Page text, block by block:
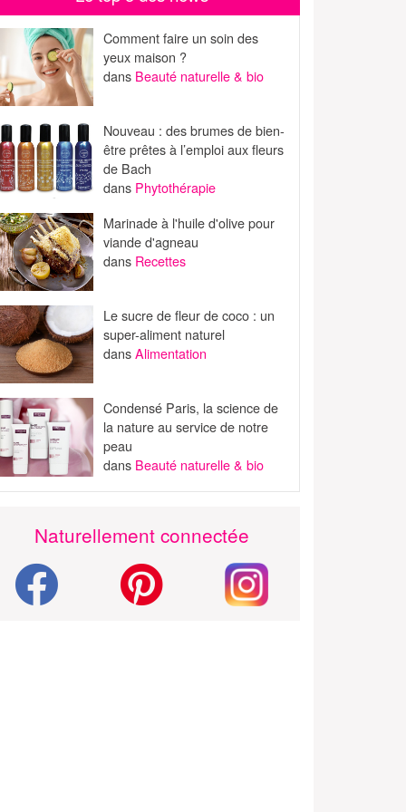
Comment faire un soin des
yeux maison ?
dans Beauté naturelle & bio
Nouveau : des brumes de bien-
être prêtes à l’emploi aux fleurs
de Bach
dans Phytothérapie
Marinade à l'huile d'olive pour
viande d'agneau
dans Recettes
Le sucre de fleur de coco : un
super-aliment naturel
dansAlimentation
Condensé Paris, la science de
la nature au service de notre
peau
dans Beauté naturelle & bio
Naturellement connectée